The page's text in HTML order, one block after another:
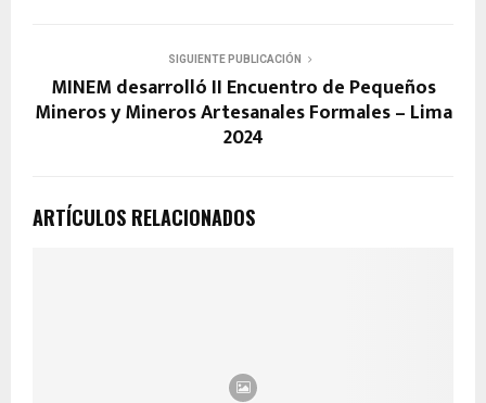
SIGUIENTE PUBLICACIÓN
MINEM desarrolló II Encuentro de Pequeños
Mineros y Mineros Artesanales Formales – Lima
2024
ARTÍCULOS RELACIONADOS